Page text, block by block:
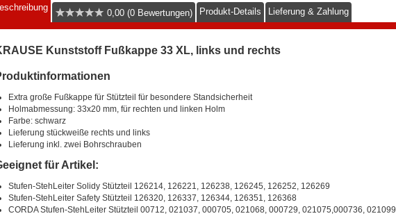
0,00 (0 Bewertungen) Produkt-Details Lieferung & Zahlung
Kunststoff Fußkappe 33 XL, links und rechts
Extra große Fußkappe für Stützteil für besondere Standsicherheit
Holmabmessung: 33x20 mm, für rechten und linken Holm
Farbe: schwarz
Lieferung stückweiße rechts und links
Lieferung inkl. zwei Bohrschrauben
für Artikel:
Stufen-StehLeiter Solidy Stützteil 126214, 126221, 126238, 126245, 126252, 126269
Stufen-StehLeiter Safety Stützteil 126320, 126337, 126344, 126351, 126368
CORDA Stufen-StehLeiter Stützteil 00712, 021037, 000705, 021068, 000729, 021075,000736, 021099